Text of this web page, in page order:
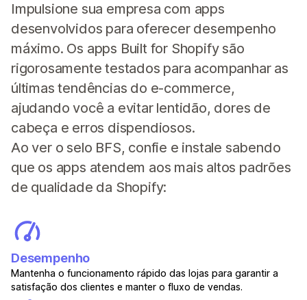
Impulsione sua empresa com apps
desenvolvidos para oferecer desempenho
máximo. Os apps Built for Shopify são
rigorosamente testados para acompanhar as
últimas tendências do e-commerce,
ajudando você a evitar lentidão, dores de
cabeça e erros dispendiosos.
Ao ver o selo BFS, confie e instale sabendo
que os apps atendem aos mais altos padrões
de qualidade da Shopify:
Desempenho
Mantenha o funcionamento rápido das lojas para garantir a
satisfação dos clientes e manter o fluxo de vendas.